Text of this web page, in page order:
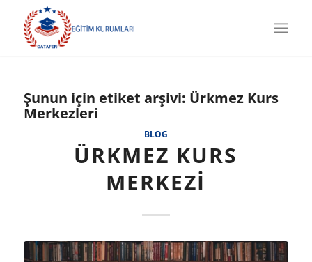
Şunun için etiket arşivi: Ürkmez Kurs
Merkezleri
BLOG
ÜRKMEZ KURS
MERKEZI